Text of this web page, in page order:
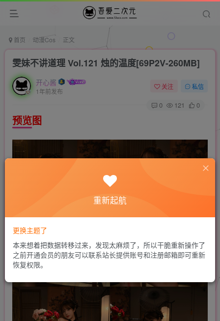
首页 动漫Cos 正文
雯妹不讲道理 Vol.121 烛的温度[69P2V-260MB]
开心酱
1年前发布
关注 私信
0 121 0
预览图
重新起航
更换主题了
本来想着把数据转移过来，发现太麻烦了，所以干脆重新操作了
之前开通会员的朋友可以联系站长提供账号和注册邮箱即可重新
恢复权限。